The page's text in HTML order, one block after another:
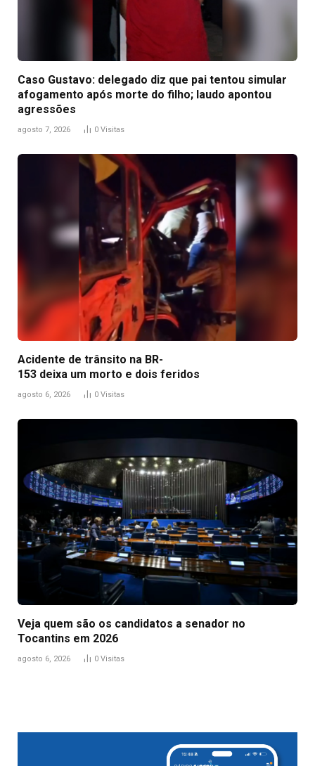
Caso Gustavo: delegado diz que pai tentou simular
afogamento após morte do filho; laudo apontou
agressões
agosto 7, 2026 0 Visitas
Acidente de trânsito na BR-
153 deixa um morto e dois feridos
agosto 6, 2026 0 Visitas
Veja quem são os candidatos a senador no
Tocantins em 2026
agosto 6, 2026 0 Visitas